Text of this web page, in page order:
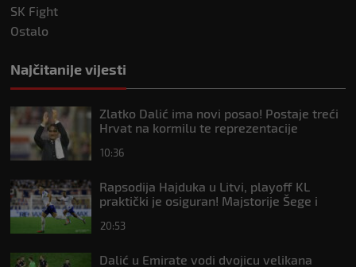
SK Fight
Ostalo
Najčitanije vijesti
Zlatko Dalić ima novi posao! Postaje treći
Hrvat na kormilu te reprezentacije
10:36
Rapsodija Hajduka u Litvi, playoff KL
praktički je osiguran! Majstorije Šege i
20:53
Dalić u Emirate vodi dvojicu velikana